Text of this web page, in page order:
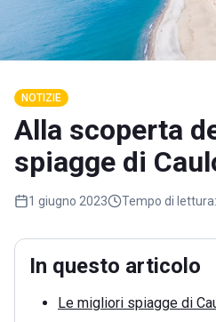
NOTIZIE
Alla scoperta
spiagge di
1 giugno 2023 Tempo di lettura:
In questo articolo
Le migliori spiagge di